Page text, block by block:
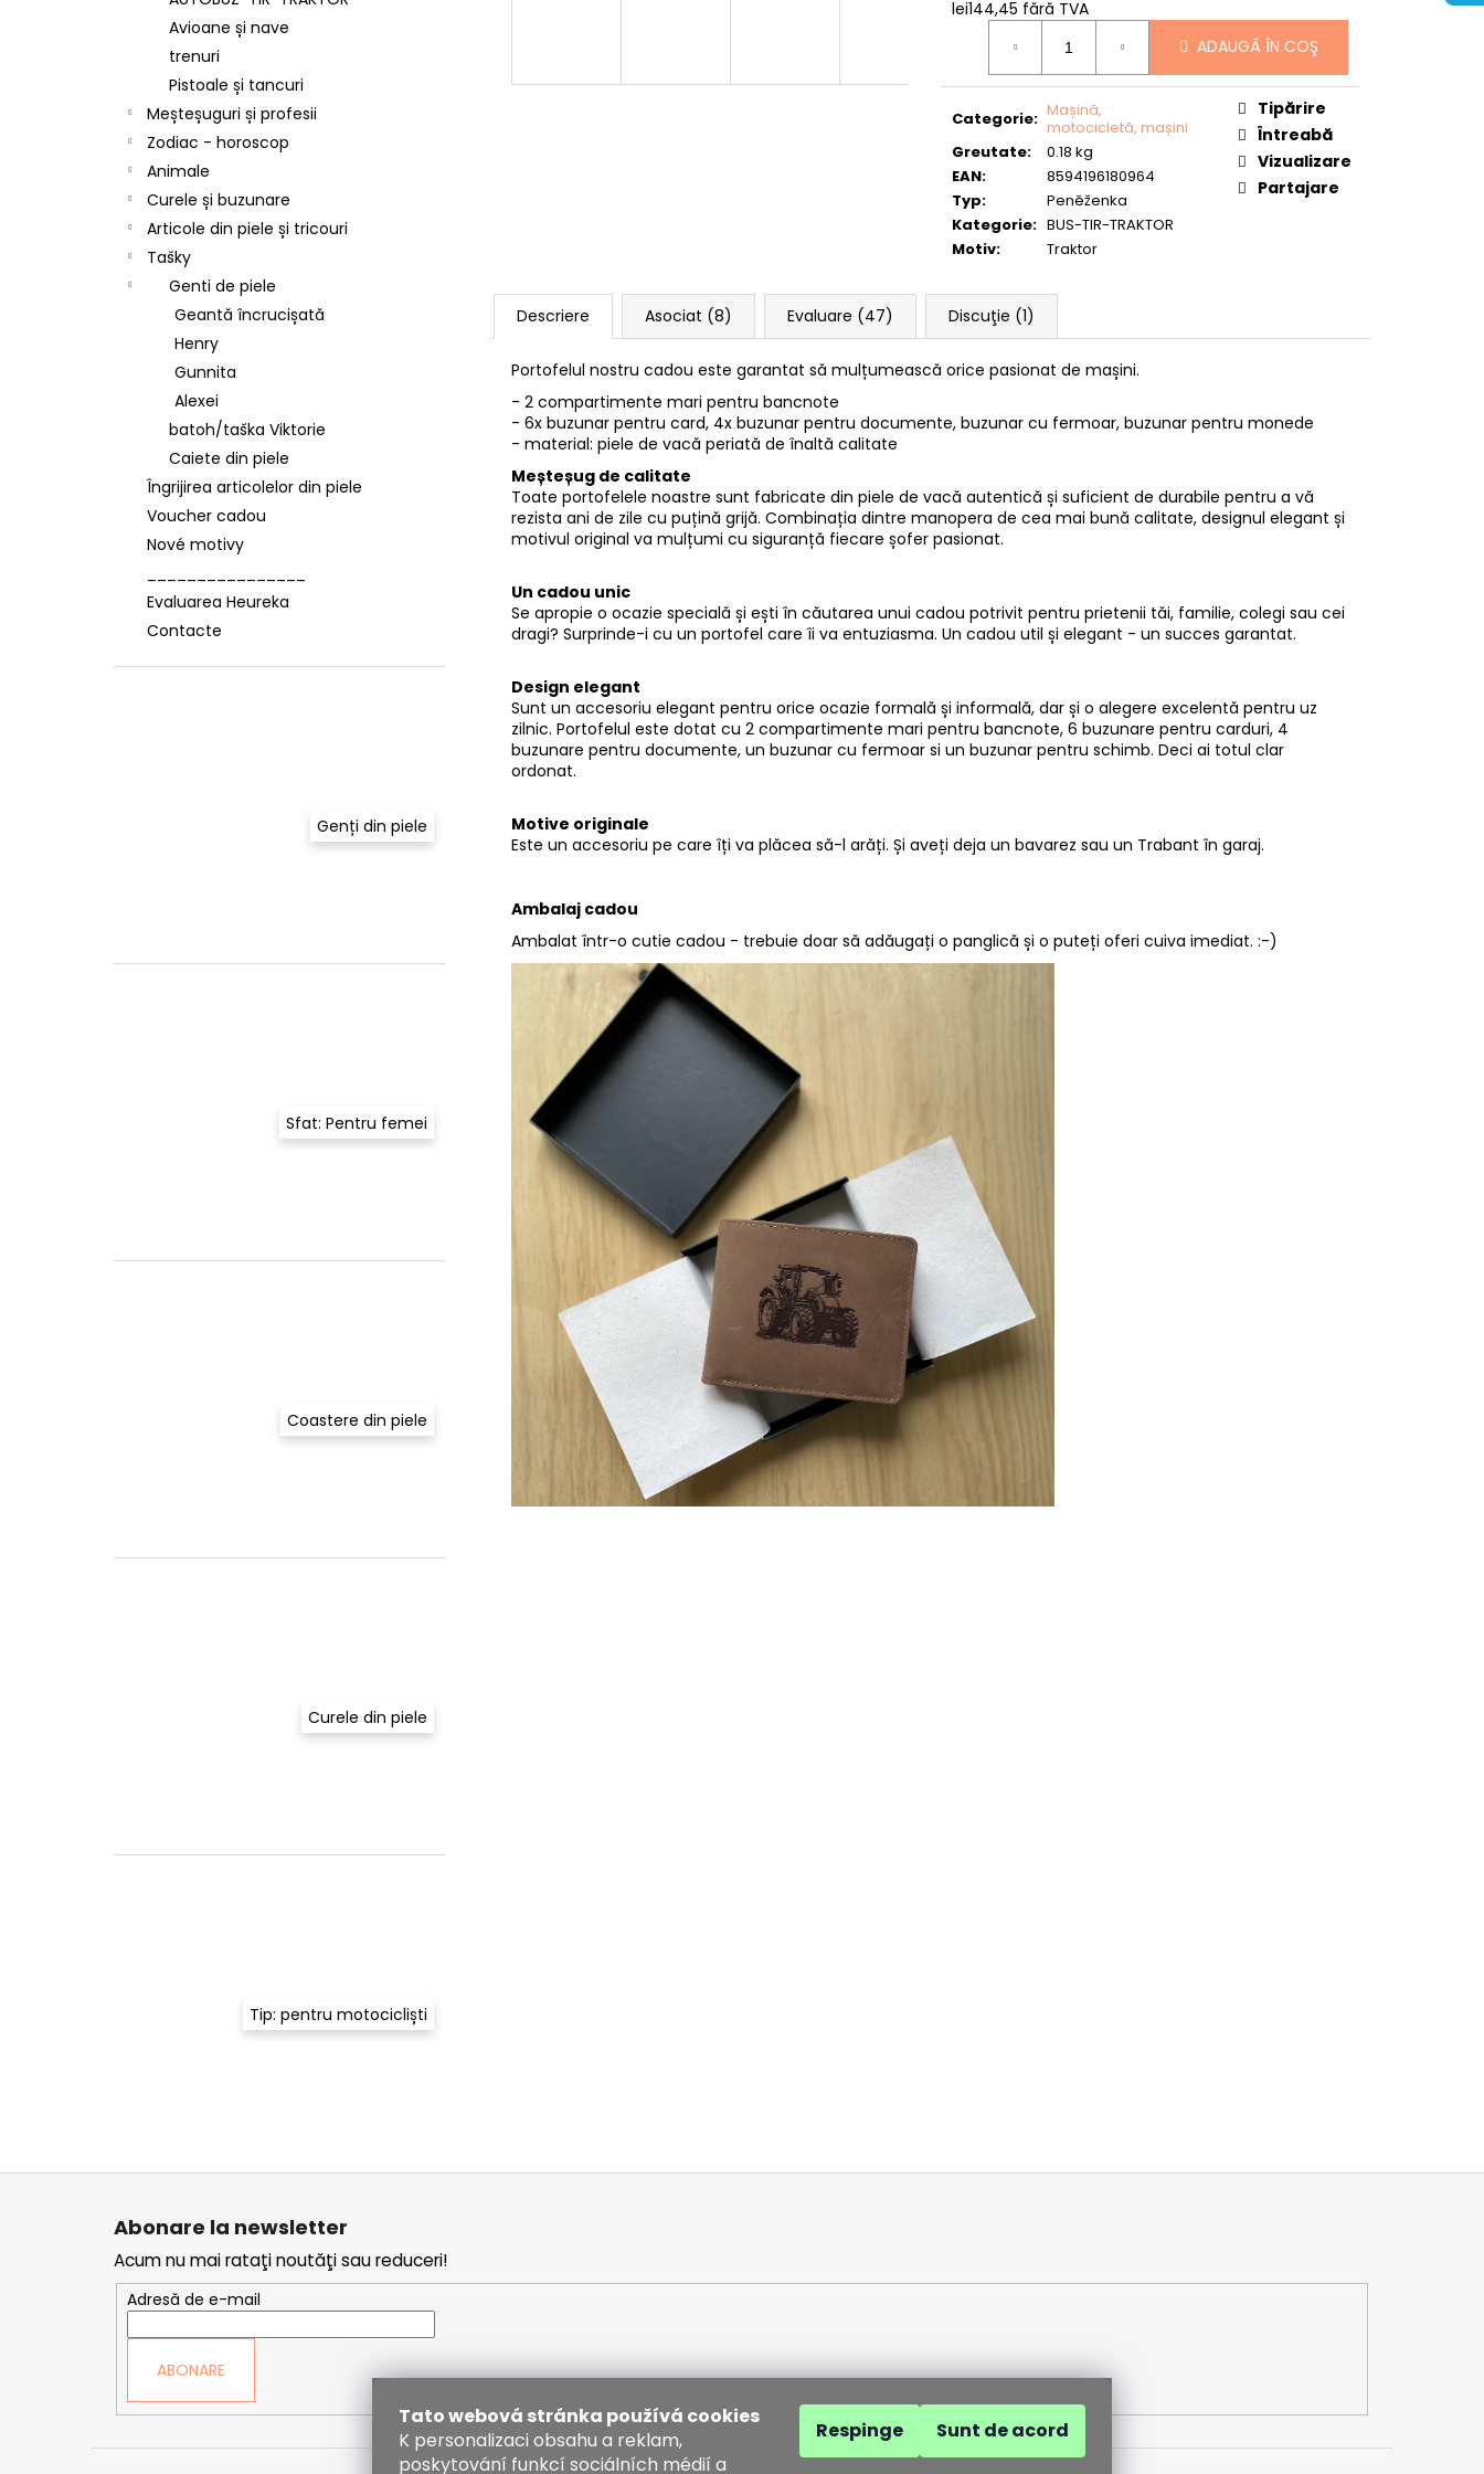
Tato webová stránka používá cookies
K personalizaci obsahu a reklam,
poskytování funkcí sociálních médií a
Respinge Sunt de acord
Avioane și nave
trenuri
Pistoale și tancuri
Meșteșuguri și profesii
Zodiac - horoscop
Animale
Curele și buzunare
Articole din piele și tricouri
Tašky
Genti de piele
Geantă încrucișată
Henry
Gunnita
Alexei
batoh/taška Viktorie
Caiete din piele
Îngrijirea articolelor din piele
Voucher cadou
Nové motivy
Evaluarea Heureka
Contacte
Genți din piele
Sfat: Pentru femei
Coastere din piele
Curele din piele
Tip: pentru motocicliști
lei144,45 fără TVA
Evaluare
ADAUGĂ ÎN COŞ
Categorie: Mașină,
motocicletă, mașini
Greutate:
0.18 kg
EAN:
8594196180964
Typ:
Peněženka
Kategorie: BUS-TIR-TRAKTOR
Motiv: Traktor
Tipărire
Întreabă
Vizualizare
Partajare
Descriere Asociat (8) Evaluare (47) Discuţie (1)
Portofelul nostru cadou este garantat să mulțumească orice pasionat de mașini.
- 2 compartimente mari pentru bancnote
- 6x buzunar pentru card, 4x buzunar pentru documente, buzunar cu fermoar, buzunar pentru monede
- material: piele de vacă periată de înaltă calitate
Meșteșug de calitate
Toate portofelele noastre sunt fabricate din piele de vacă autentică și suficient de durabile pentru a vă
rezista ani de zile cu puțină grijă. Combinația dintre manopera de cea mai bună calitate, designul elegant și
motivul original va mulțumi cu siguranță fiecare șofer pasionat.
Un cadou unic
Se apropie o ocazie specială și ești în căutarea unui cadou potrivit pentru prietenii tăi, familie, colegi sau cei
dragi? Surprinde-i cu un portofel care îi va entuziasma. Un cadou util și elegant - un succes garantat.
Design elegant
Sunt un accesoriu elegant pentru orice ocazie formală și informală, dar și o alegere excelentă pentru uz
zilnic. Portofelul este dotat cu 2 compartimente mari pentru bancnote, 6 buzunare pentru carduri, 4
buzunare pentru documente, un buzunar cu fermoar si un buzunar pentru schimb. Deci ai totul clar
ordonat.
Motive originale
Este un accesoriu pe care îți va plăcea să-l arăți. Și aveți deja un bavarez sau un Trabant în garaj.
Ambalaj cadou
Ambalat într-o cutie cadou - trebuie doar să adăugați o panglică și o puteți oferi cuiva imediat. :-)
Abonare la newsletter
Acum nu mai rataţi noutăţi sau reduceri!
Adresă de e-mail
ABONARE